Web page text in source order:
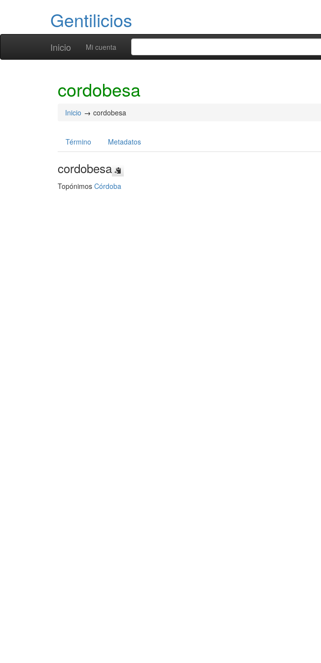
Gentilicios
Inicio Mi cuenta
cordobesa
Inicio cordobesa
Término Metadatos
cordobesa
Topónimos Córdoba